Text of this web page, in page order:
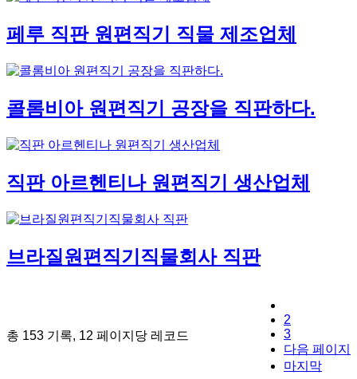
페루 직판 원편직기 직물 제조업체
콜롬비아 원편직기 공장을 직판하다.
직판 아르헨티나 원편직기 생산업체
브라질원편직기직물회사 직판
총 153 기록, 12 페이지당 레코드
2
3
다음 페이지
마지막